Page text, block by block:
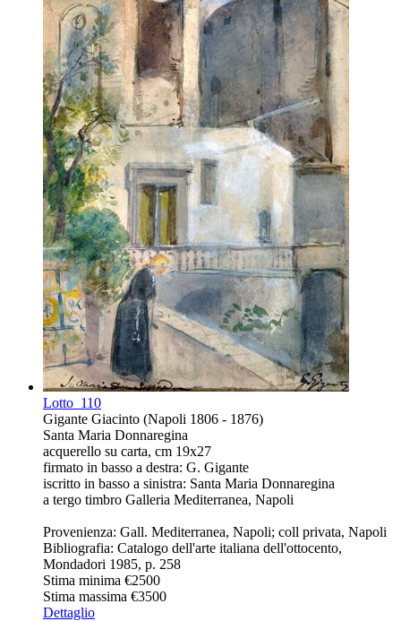
Lotto 110
Gigante Giacinto (Napoli 1806 - 1876)
Santa Maria Donnaregina
acquerello su carta, cm 19x27
firmato in basso a destra: G. Gigante
iscritto in basso a sinistra: Santa Maria Donnaregina
a tergo timbro Galleria Mediterranea, Napoli
Provenienza: Gall. Mediterranea, Napoli; coll privata, Napoli
Bibliografia: Catalogo dell'arte italiana dell'ottocento,
Mondadori 1985, p. 258
Stima minima €2500
Stima massima €3500
Dettaglio